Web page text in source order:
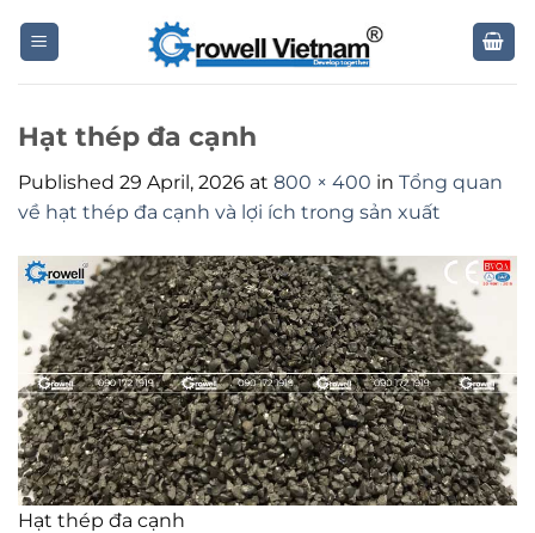
Hạt thép đa cạnh
Published 29 April, 2026 at 800 × 400 in Tổng quan
về hạt thép đa cạnh và lợi ích trong sản xuất
Hạt thép đa cạnh